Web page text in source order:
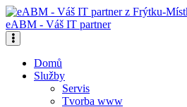
eABM - Váš IT partner
Domů
Služby
Servis
Tvorba www